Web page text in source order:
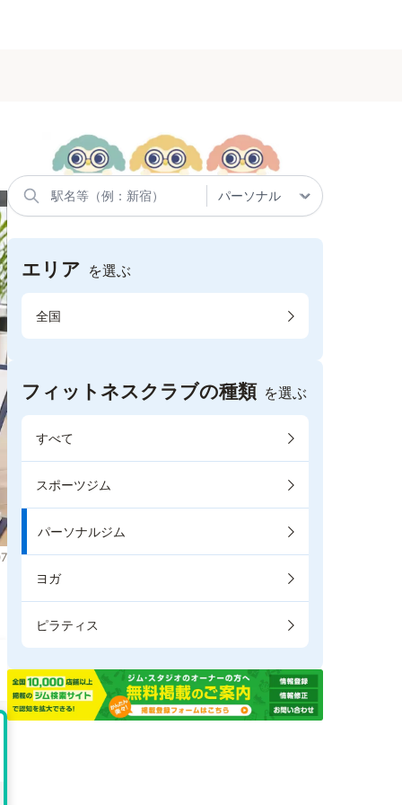
エリア を選ぶ
全国
フィットネスクラブの種類 を選ぶ
すべて
スポーツジム
パーソナルジム
ヨガ
ピラティス